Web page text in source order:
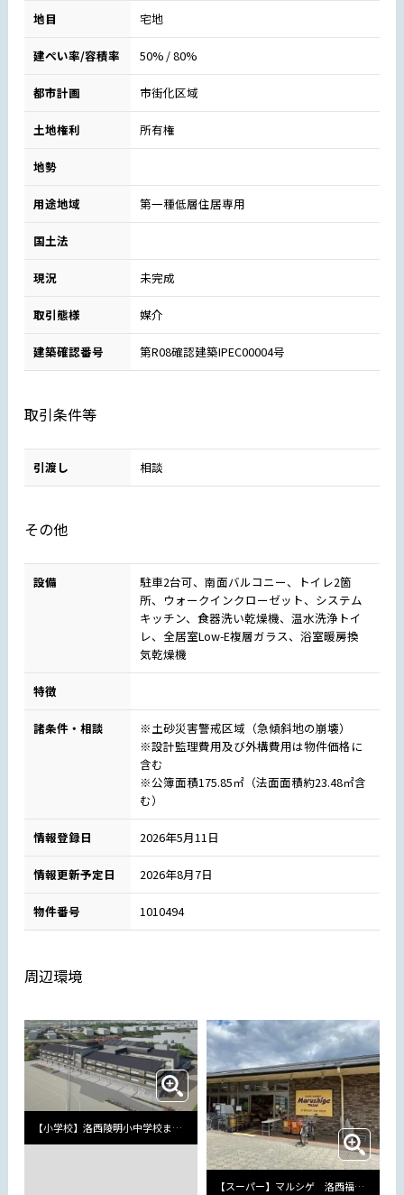
地目 宅地
建ぺい率/容積率 50% / 80%
都市計画 市街化区域
土地権利 所有権
地勢
用途地域 第一種低層住居専用
国土法
現況 未完成
取引態様 媒介
建築確認番号 第R08確認建築IPEC00004号
取引条件等
引渡し 相談
その他
設備
駐車2台可、南面バルコニー、トイレ2箇
所、ウォークインクローゼット、システム
キッチン、食器洗い乾燥機、温水洗浄トイ
レ、全居室Low-E複層ガラス、浴室暖房換
気乾燥機
特徴
諸条件・相談
※土砂災害警戒区域（急傾斜地の崩壊）
※設計監理費用及び外構費用は物件価格に
含む
※公簿面積175.85㎡（法面面積約23.48㎡含
む）
情報登録日 2026年5月11日
情報更新予定日 2026年8月7日
物件番号 1010494
周辺環境
【小学校】洛西陵明小中学校まで640m
【スーパー】マルシゲ 洛西福西店まで398m